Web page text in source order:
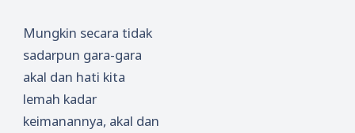
Mungkin secara tidak
sadarpun gara-gara
akal dan hati kita
lemah kadar
keimanannya, akal dan